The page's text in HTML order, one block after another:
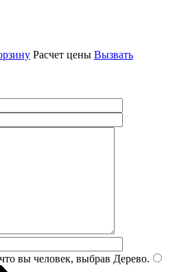
Расчет цены Вызвать
вы человек, выбрав Дерево.